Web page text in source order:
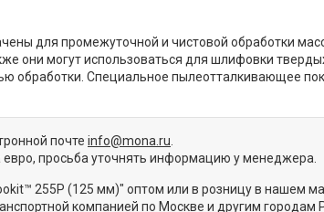
для промежуточной и чистовой обработки
они могут использоваться для шлифовки
обработки. Специальное пылеотталкивающее
почте info@mona.ru
просьба уточнять информацию у менеджера.
255P (125 мм)" оптом или в розницу в нашем
компанией по Москве и другим